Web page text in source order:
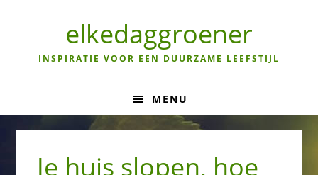
navigation
elkedaggroener
INSPIRATIE VOOR EEN DUURZAME LEEFSTIJL
MENU
Je huis slopen, hoe